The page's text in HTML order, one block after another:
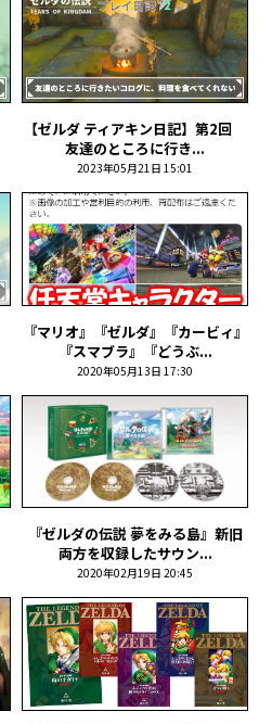
【ゼルダ ティアキン日記】第2回
友達のところに行き...
2023年05月21日 15:01
『マリオ』『ゼルダ』『カービィ』
『スマブラ』『どうぶ...
2020年05月13日 17:30
『ゼルダの伝説 夢をみる島』新旧
両方を収録したサウン...
2020年02月19日 20:45